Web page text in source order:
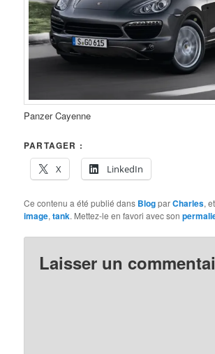
Panzer Cayenne
PARTAGER :
X
LinkedIn
Ce contenu a été publié dans BlogparCharles,
image,tank. Mettez-le en favori avec son
Laisser un